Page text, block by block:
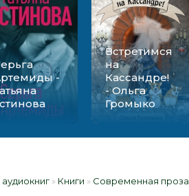
-
Встретимся
на
Кассандре!
- Ольга
Громыко
» Книги » Современная проза